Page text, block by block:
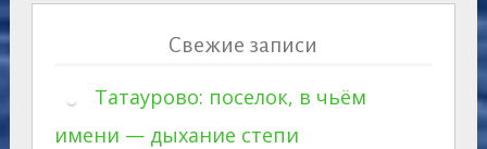
Свежие записи
Татаурово: поселок, в чьём
имени — дыхание степи